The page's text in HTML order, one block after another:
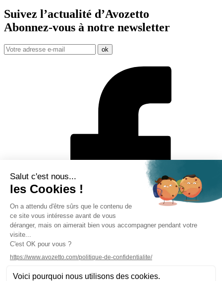
Suivez l’actualité d’Avozetto
Abonnez-vous à notre newsletter
Mentions légales